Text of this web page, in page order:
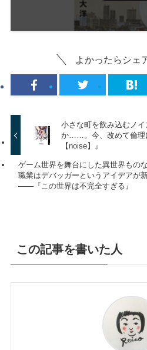
よかったらシェ
小さな町を飲み込むノ
か……。今、改めて倫
【noise】』
ゲーム世界を舞台にした異世界もの
職業はデバッガーというアイデアが
――『この世界は不完全すぎる』
この記事を書いた人